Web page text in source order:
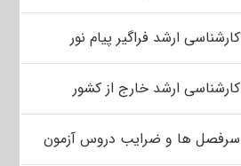
کارشناسی ارشد فراگیر پیام نور
کارشناسی ارشد خارج از کشور
سرفصل ها و ضرایب دروس آزمون